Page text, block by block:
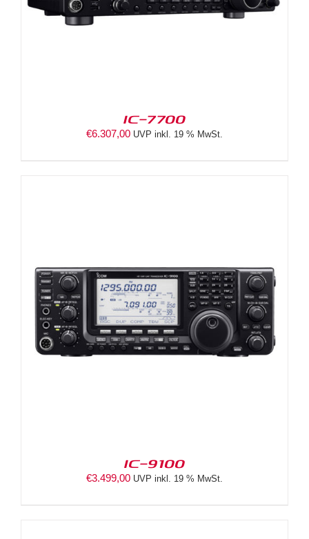
IC-7700
€6.307,00 UVP inkl. 19 % MwSt.
IC-9100
€3.499,00 UVP inkl. 19 % MwSt.